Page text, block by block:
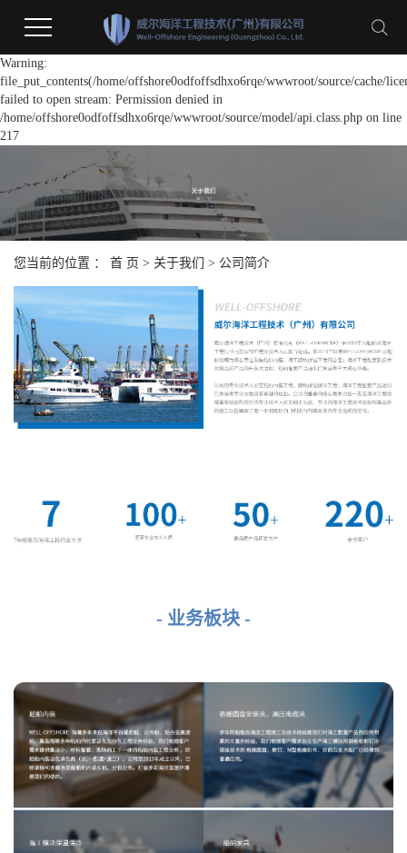
Warning:
file_put_contents(/home/offshore0odfoffsdhxo6rqe/wwwroot/source/cache/
failed to open stream: Permission denied in
/home/offshore0odfoffsdhxo6rqe/wwwroot/source/model/api.class.php on line
217
您当前的位置 ： 首 页 > 关于我们 > 公司简介
- 业务板块 -